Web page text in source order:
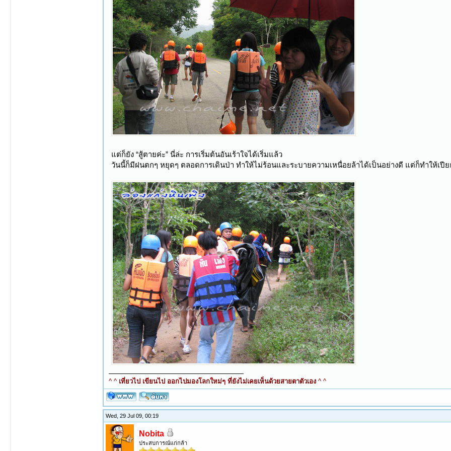
แต่ก็ยัง “สู้ตายค่ะ” นี่ล่ะ การเริ่มต้นอันเร้าใจได้เริ่มแล้ว
วันนี้ก็มีฝนตกๆ หยุดๆ ตลอดการเดินป่า ทำให้ไม่ร้อนและระบายความเหนื่อยล้าได้เป็นอย่างดี แต่ก็ทำให้เปี
^ ^ เที่ยวไป เขียนไป ออกไปมองโลกใหม่ๆ ที่ยังไม่เคยเห็นด้วยสายตาตัวเอง ^ ^
Wed, 29 Jul 09, 00:19
Nobita
ประสบการณ์แก่กล้า